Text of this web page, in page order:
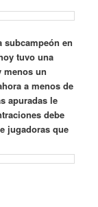
subcampeón en
tuvo una
menos un
a menos de
apuradas le
debe
jugadoras que